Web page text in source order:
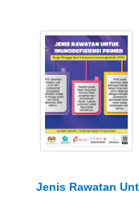
Jenis Rawatan